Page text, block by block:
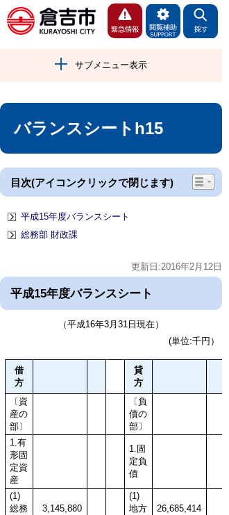
サブメニュー表示
バランスシートh15
目次(アイコンクリックで閉じます)
平成15年度バランスシート
総務部 財政課
更新日:2016年2月12日
平成15年度バランスシート
（平成16年3月31日現在）
(単位:千円）
借
方
貸
方
〔資
産の
部〕
〔負
債の
部〕
1.有
形固
定資
産
1.固
定負
債
(1)
総務
3,145,880
(1)
地方
26,685,414